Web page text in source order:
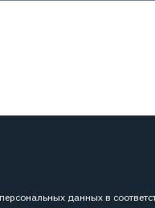
данных в